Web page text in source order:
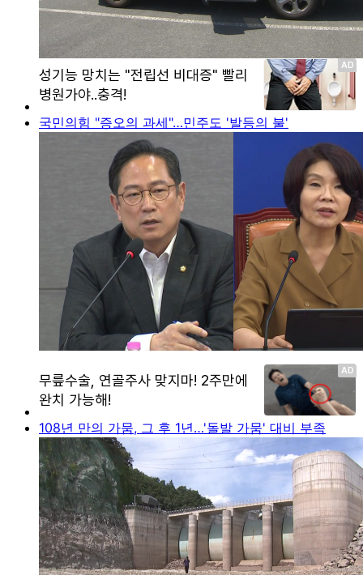
국민의힘 "증오의 과세"…민주도 '발등의 불'
108년 만의 가뭄, 그 후 1년…'돌발 가뭄' 대비 부족